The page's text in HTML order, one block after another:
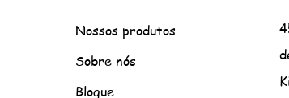
Nossos produtos
Sobre nós
Blogue